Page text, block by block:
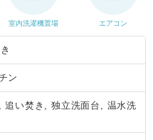
室内洗濯機置場 エアコン
ン
追い焚き, 独立洗面台, 温水洗